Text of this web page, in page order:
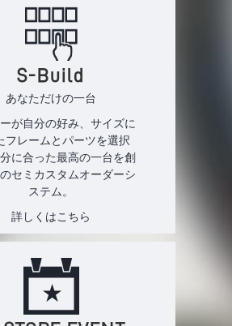
S-Build
あなただけの一台
が自分の好み、サイズに
フレームとパーツを選択
に合った最高の一台を創
セミカスタムオーダーシ
ステム。
詳しくはこちら